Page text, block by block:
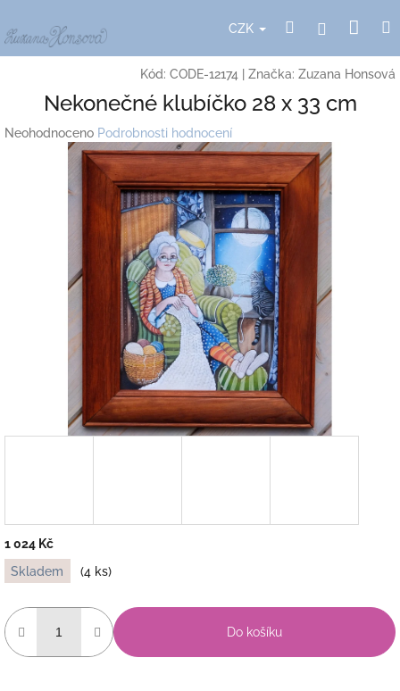
na
obsah
CZK HledatPřihlášení
Kód: CODE-12174 Značka: Zuzana Honsová
Nekonečné klubíčko 28 x 33 cm
Průměrné
Neohodnoceno Podrobnosti hodnocení
1 024 Kč
Měrná
cena:
Skladem (4 ks)
Do košíku